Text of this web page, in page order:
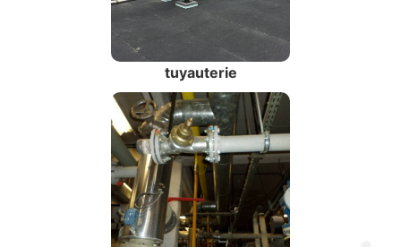
tuyauterie